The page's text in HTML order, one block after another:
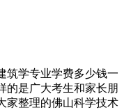
筑学专业学费多少钱一
的是广大考生和家长朋
家整理的佛山科学技术